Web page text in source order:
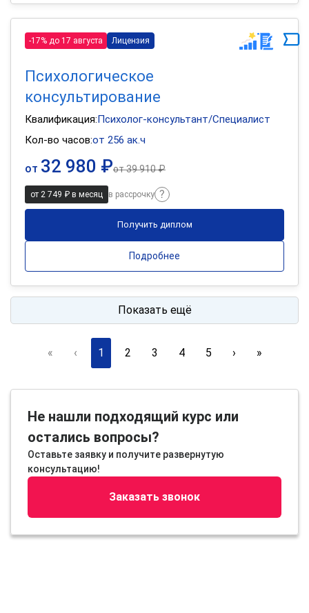
-17% до 17 августа Лицензия
Психологическое
консультирование
Квалификация:Психолог-консультант/Специалист
Кол-во часов:от 256 ак.ч
от 32 980 ₽от39 910 ₽
от 2 749 ₽ в месяц в рассрочку
Получить диплом
Подробнее
Показать ещё
« ‹ 1 2 3 4 5 › »
Не нашли подходящий курс или
остались вопросы?
Оставьте заявку и получите развернутую
консультацию!
Заказать звонок